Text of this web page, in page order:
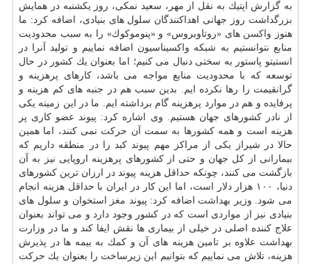
به گزارش اپتیك به نقل از مهر، سعید نمكی، روز یكشنبه در همایش
بزرگداشت روز جهانی اهداكنندگان سلول های بنیادی، اضافه كرد: ما
هنوز واكسن های «روتاویروس» و «پنوموكوك» را به سبب محدودیت
منابع نتوانستیم به شبكه واكسیناسیون اضافه نماییم و تولید آنرا در
انستیتو پاستور به سختی دنبال می كنیم؛ اما بعنوان یك كشور در حال
توسعه كه با محدودیت منابع مواجه می باشد، كارهای پرهزینه و
گرانقیمت را رها نكرده ایم. بدین سبب هم در جنبه های كم هزینه و
پرفایده و هم در موارد پرهزینه گام برداشته ایم. ما در این زمینه یكی
از نادر كشورهای جهان هستیم. وی اشاره كرد: پیوند عضو كاری پر
هزینه است و همه كشورها به سمت آن حركت نمی كنند، اما همین
حالا در شیراز یكی از مراكز مهم پیوند كبد را در منطقه داریم كه
بیمارانی از كل جهان و حتی از كشورهای پرهزینه اروپایی نیز به آن
بازگشت می كنند، چونكه حداقل هزینه پیوند در ارزان ترین كشورهای
دنیا، ۱۰۰ هزار دلار است، اما این كار در ایران با حداقل هزینه انجام
می شود. وزیر بهداشت اضافه كرد: پیوند مغز
استخوان و سلول های
بنیادی نیز از مواردی است كه در كشور وجود دارد و می تواند بعنوان
علاج كننده اصلی در خیلی از بیماری ها نقش ایفا كند و ما در وزارت
بهداشت علاوه بر تامین هزینه های آن و كمك به بیمه ها در پذیرش
هزینه، تلاش می نماییم كه بتوانیم این زیرساخت را بعنوان یك حركت